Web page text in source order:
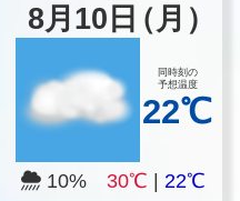
8月 10 日（月）
同時刻の
予想温度
22℃
10%30℃ |22℃